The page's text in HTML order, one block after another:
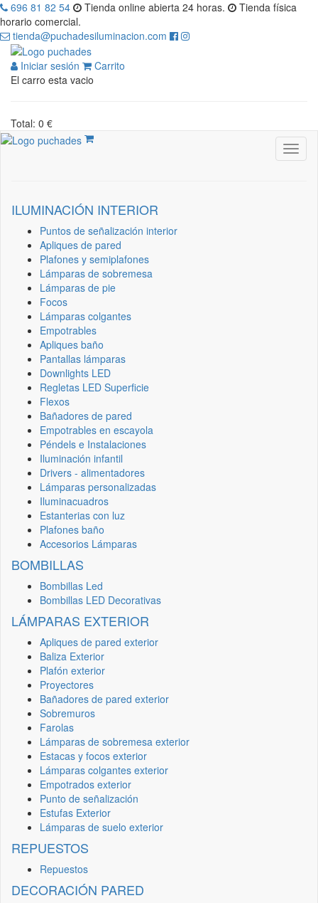
696 81 82 54 Tienda online abierta 24 horas.
Tienda física
horario comercial.
tienda@puchadesiluminacion.com
Iniciar sesión
Carrito
El carro esta vacio
Total: 0 €
ILUMINACIÓN INTERIOR
Puntos de señalización interior
Apliques de pared
Plafones y semiplafones
Lámparas de sobremesa
Lámparas de pie
Focos
Lámparas colgantes
Empotrables
Apliques baño
Pantallas lámparas
Downlights LED
Regletas LED Superficie
Flexos
Bañadores de pared
Empotrables en escayola
Péndels e Instalaciones
Iluminación infantil
Drivers - alimentadores
Lámparas personalizadas
Iluminacuadros
Estanterias con luz
Plafones baño
Accesorios Lámparas
BOMBILLAS
Bombillas Led
Bombillas LED Decorativas
LÁMPARAS EXTERIOR
Apliques de pared exterior
Baliza Exterior
Plafón exterior
Proyectores
Bañadores de pared exterior
Sobremuros
Farolas
Lámparas de sobremesa exterior
Estacas y focos exterior
Lámparas colgantes exterior
Empotrados exterior
Punto de señalización
Estufas Exterior
Lámparas de suelo exterior
REPUESTOS
Repuestos
DECORACIÓN PARED